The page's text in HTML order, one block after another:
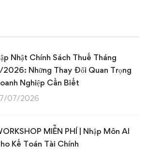
Nhật Chính Sách Thuế Tháng
2026: Những Thay Đổi Quan Trọng
Nghiệp Cần Biết
07/2026
MIỄN PHÍ | Nhập Môn AI
Kế Toán Tài Chính